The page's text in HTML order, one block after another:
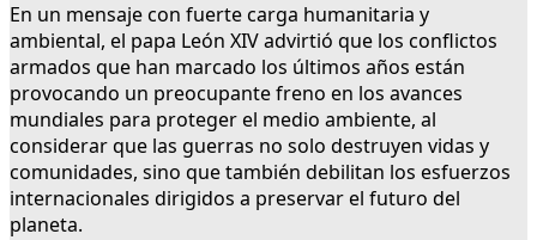
En un mensaje con fuerte carga humanitaria y
ambiental, el papa León XIV advirtió que los conflictos
armados que han marcado los últimos años están
provocando un preocupante freno en los avances
mundiales para proteger el medio ambiente, al
considerar que las guerras no solo destruyen vidas y
comunidades, sino que también debilitan los esfuerzos
internacionales dirigidos a preservar el futuro del
planeta.